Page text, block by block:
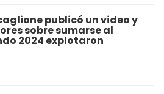
publicó un video y
sobre sumarse al
2024 explotaron